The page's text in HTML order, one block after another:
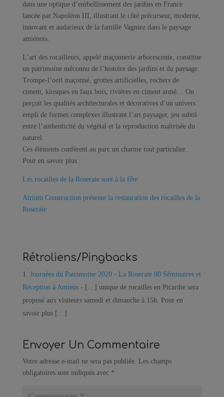
dans une optique d’embellissement des jardins en France
lancée par Napoléon III, illustrant le côté précurseur, moderne,
innovant et audacieux de la famille Vagniez dans le paysage
amiénois.
L’art des rocailleurs, appelé maçonnerie arborescente, constitue
un patrimoine méconnu de l’histoire des jardins et du paysage.
Trompe-l’oeil maçonné, grottes artificielles, rochers de
ciment, kiosques en faux bois, rivières en ciment armé… On
perçoit les qualités architecturales et décoratives d’un univers
empli de formes complexes illustrant l’art paysager, jeu subtil
entre l’authenticité du végétal et la reproduction maîtrisée du
naturel.
Ces éléments confèrent au parc un charme tout particulier.
Pour en savoir plus :
Les rocailles de la Roseraie sont à la fête
Atrium Construction présente la restauration des rocailles de la
Roseraie
Rétroliens/Pingbacks
Journées du Patrimoine 2020 - La Roseraie 80 Séminaires et
Réception à Amiens- […] unique de rocailles en Picardie sera
proposé aux visiteurs samedi et dimanche à 15h. Pour en
savoir plus […]
Envoyer Un Commentaire
Votre adresse e-mail ne sera pas publiée. Les champs
obligatoires sont indiqués avec *